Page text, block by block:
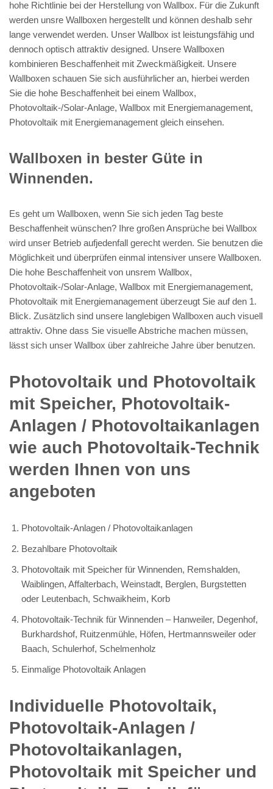
hohe Richtlinie bei der Herstellung von Wallbox. Für die Zukunft
werden unsre Wallboxen hergestellt und können deshalb sehr
lange verwendet werden. Unser Wallbox ist leistungsfähig und
dennoch optisch attraktiv designed. Unsere Wallboxen
kombinieren Beschaffenheit mit Zweckmäßigkeit. Unsere
Wallboxen schauen Sie sich ausführlicher an, hierbei werden
Sie die hohe Beschaffenheit bei einem Wallbox,
Photovoltaik-/Solar-Anlage, Wallbox mit Energiemanagement,
Photovoltaik mit Energiemanagement gleich einsehen.
Wallboxen in bester Güte in
Winnenden.
Es geht um Wallboxen, wenn Sie sich jeden Tag beste
Beschaffenheit wünschen? Ihre großen Ansprüche bei Wallbox
wird unser Betrieb aufjedenfall gerecht werden. Sie benutzen die
Möglichkeit und überprüfen einmal intensiver unsere Wallboxen.
Die hohe Beschaffenheit von unsrem Wallbox,
Photovoltaik-/Solar-Anlage, Wallbox mit Energiemanagement,
Photovoltaik mit Energiemanagement überzeugt Sie auf den 1.
Blick. Zusätzlich sind unsere langlebigen Wallboxen auch visuell
attraktiv. Ohne dass Sie visuelle Abstriche machen müssen,
lässt sich unser Wallbox über zahlreiche Jahre über benutzen.
Photovoltaik und Photovoltaik
mit Speicher, Photovoltaik-
Anlagen / Photovoltaikanlagen
wie auch Photovoltaik-Technik
werden Ihnen von uns
angeboten
Photovoltaik-Anlagen / Photovoltaikanlagen
Bezahlbare Photovoltaik
Photovoltaik mit Speicher für Winnenden, Remshalden,
Waiblingen, Affalterbach, Weinstadt, Berglen, Burgstetten
oder Leutenbach, Schwaikheim, Korb
Photovoltaik-Technik für Winnenden – Hanweiler, Degenhof,
Burkhardshof, Ruitzenmühle, Höfen, Hertmannsweiler oder
Baach, Schulerhof, Schelmenholz
Einmalige Photovoltaik Anlagen
Individuelle Photovoltaik,
Photovoltaik-Anlagen /
Photovoltaikanlagen,
Photovoltaik mit Speicher und